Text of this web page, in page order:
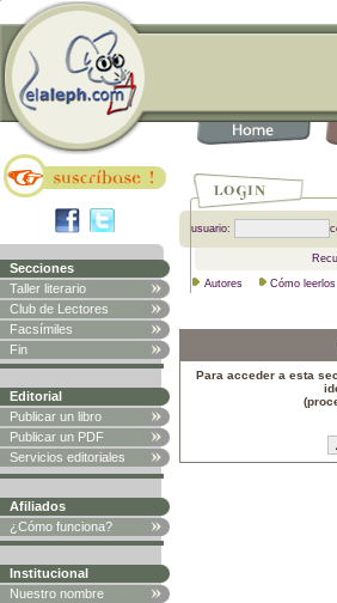
Secciones
Taller literario
Club de Lectores
Facsímiles
Fin
Editorial
Publicar un libro
Publicar un PDF
Servicios editoriales
Afiliados
¿Cómo funciona?
Institucional
Nuestro nombre
usuario:
Autores Cómo leerlos
Para acceder a esta